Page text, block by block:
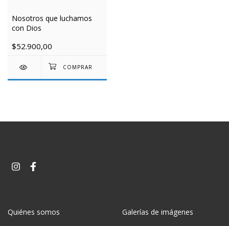
Nosotros que luchamos
con Dios
$52.900,00
Quiénes somos Galerías de imágenes